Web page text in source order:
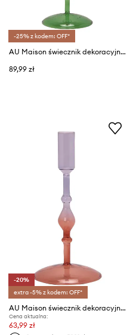
-25% z kodem: OFF*
AU Maison świecznik dekoracyjny
89,99 zł
-20%
extra -5% z kodem: OFF*
AU Maison świecznik dekoracyjny
Cena aktualna:
63,99 zł